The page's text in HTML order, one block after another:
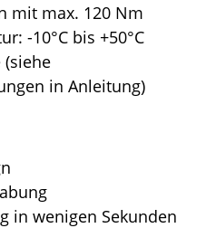
mit max. 120 Nm
-10°C bis +50°C
(siehe
in Anleitung)
in wenigen Sekunden